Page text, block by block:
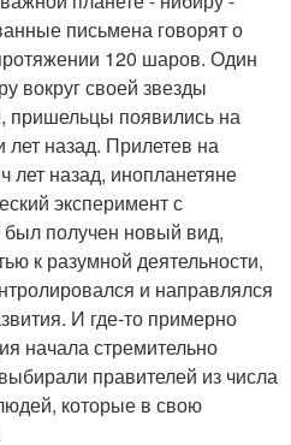
письмена говорят о
120 шаров. Один
вокруг своей звезды
пришельцы появились на
назад. Прилетев на
назад, инопланетяне
эксперимент с
получен новый вид,
к разумной деятельности,
и направлялся
И где-то примерно
начала стремительно
правителей из числа
которые в свою